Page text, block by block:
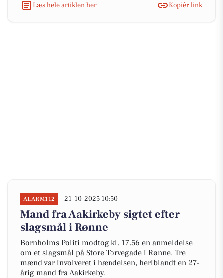
Læs hele artiklen her
Kopiér link
ALARM112 21-10-2025 10:50
Mand fra Aakirkeby sigtet efter
slagsmål i Rønne
Bornholms Politi modtog kl. 17.56 en anmeldelse
om et slagsmål på Store Torvegade i Rønne. Tre
mænd var involveret i hændelsen, heriblandt en 27-
årig mand fra Aakirkeby.